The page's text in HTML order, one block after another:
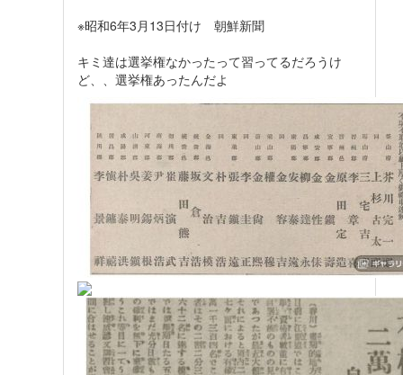
※昭和6年3月13日付け 朝鮮新聞
キミ達は選挙権なかったって習ってるだろうけ
ど、、選挙権あったんだよ